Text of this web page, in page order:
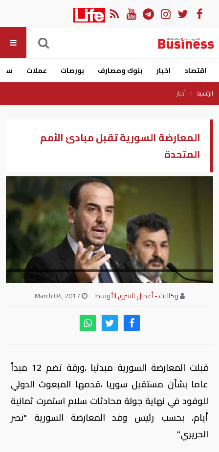
اقتصاد اخبار بنوك ومصارف بورصات عملات
الرئيسية أخبار
المعارضة السورية تقبل مبادئ الأمم
المتحدة
وكالات - أعمال الشرق الأوسط
قبلت المعارضة السورية مبدئيا ،ورقة تضم 12 مبدأ
عاما بشأن مستقبل سوريا ،قدمها المبعوث الدولي
للوفود في نهاية جولة محادثات سلام استمرت ثمانية
أيام، بحسب رئيس وفد المعارضة السورية "نصر
الحريري"